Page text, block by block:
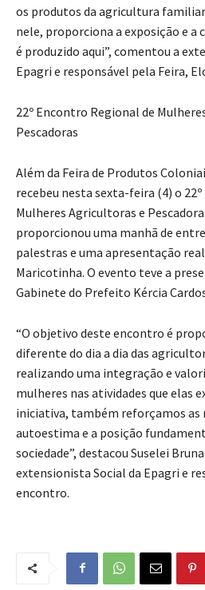
os produtos da agricultura
nele, proporciona a exposição e a
é produzido aqui”, comentou a
Epagri e responsável pela Feira,
22º Encontro Regional de
Pescadoras
Além da Feira de Produtos
recebeu nesta sexta-feira (4) o
Mulheres Agricultoras e
proporcionou uma manhã de
palestras e uma apresentação
Maricotinha. O evento teve a
Gabinete do Prefeito Kércia
“O objetivo deste encontro é
diferente do dia a dia das
realizando uma integração e
mulheres nas atividades que elas
iniciativa, também reforçamos as
autoestima e a posição
sociedade”, destacou Suselei
extensionista Social da Epagri e
encontro.